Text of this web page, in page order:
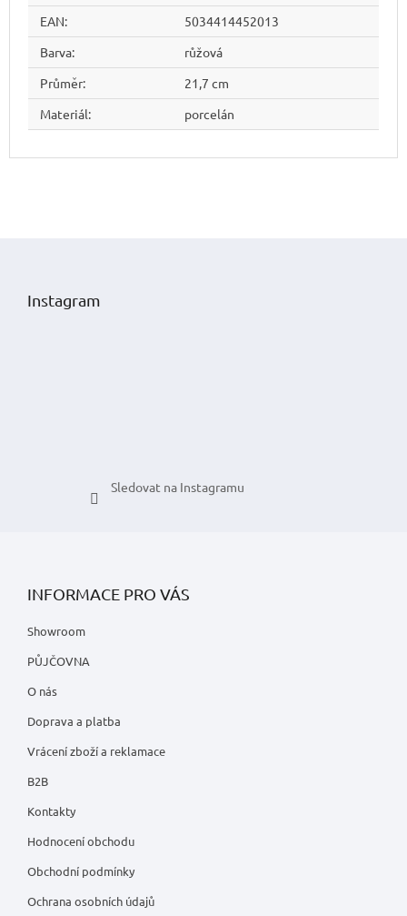
EAN:
5034414452013
Barva:
růžová
Průměr:
21,7 cm
Materiál: porcelán
Instagram
Sledovat na Instagramu
INFORMACE PRO VÁS
Showroom
PŮJČOVNA
O nás
Doprava a platba
Vrácení zboží a reklamace
B2B
Kontakty
Hodnocení obchodu
Obchodní podmínky
Ochrana osobních údajů